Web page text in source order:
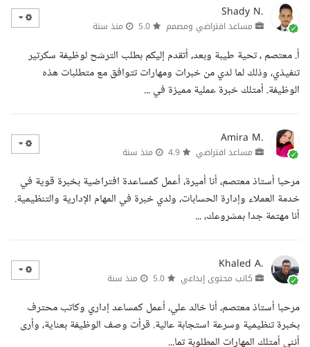
Shady N.
مساعد افتراضي ومصمم منذ سنة
أ. معتصم ، تحية طيبة وبعد، أتقدم إليكم بطلب الترشح لوظيفة سكرتير
تنفيذي، وذلك لما لدي من خبرات ومهارات تتوافق مع متطلبات هذه
الوظيفة. أمتلك خبرة عملية مميزة في ...
Amira M.
مساعد افتراضي منذ سنة
مرحبا أستاذ معتصم، أنا أميرة، أعمل كمساعدة افتراضية بخبرة قوية في
خدمة العملاء وإدارة الحسابات، ولدي خبرة في المهام الإدارية والتنظيمية.
أنا مهتمة جدا بمشروعك، ...
Khaled A.
كاتب محتوى إبداعي منذ سنة
مرحبا أستاذ معتصم، أنا خالد علي، أعمل كمساعد إداري وكاتب محترف
بخبرة تنظيمية وسرعة استجابة عالية. قرأت وصف الوظيفة بعناية، وأرى
أنني أمتلك المهارات المطلوبة تما...